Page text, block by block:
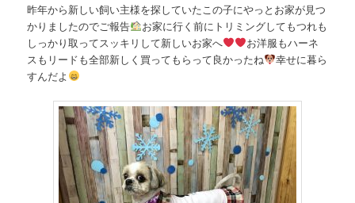
昨年から新しい飼い主様を探していたこの子にやっとお家が見つ
かりましたのでご報告
お家に行く前にトリミングしてもつれも
しっかり取ってスッキリして新しいお家へ
お洋服もハーネ
スもリードも全部新しく買ってもらって良かったね
幸せに暮ら
すんだよ